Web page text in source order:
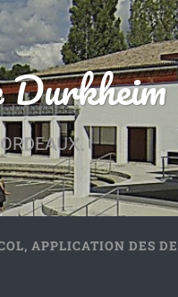
Durkheim
APPLICATION DES